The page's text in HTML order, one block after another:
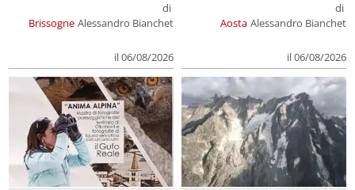
Brissogne
di
Alessandro Bianchet
il 06/08/2026
Aosta
di
Alessandro Bianchet
il 06/08/2026